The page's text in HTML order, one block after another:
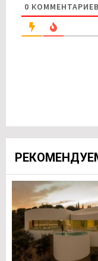
0 КОММЕНТАРИЕВ